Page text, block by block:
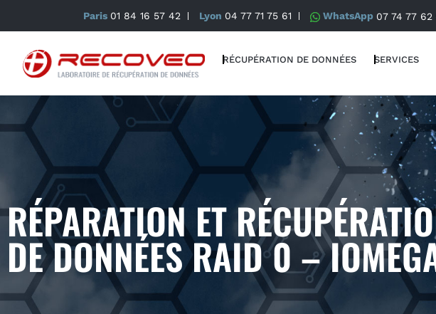
Paris 01 84 16 57 42 Lyon 04 77 71 75 61 WhatsApp 07 74 77 62
RÉCUPÉRATION DE DONNÉES SERVICES
RÉPARATION ET
DE DONNÉES RAID 0 –